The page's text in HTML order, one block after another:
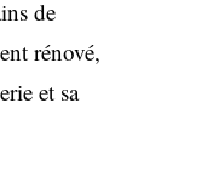
de
rénové,
et sa